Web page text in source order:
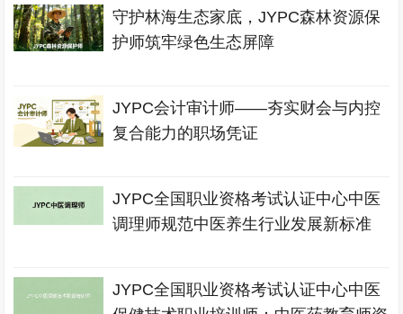
守护林海生态家底，JYPC森林资源保
护师筑牢绿色生态屏障
JYPC会计审计师——夯实财会与内控
复合能力的职场凭证
JYPC全国职业资格考试认证中心中医
调理师规范中医养生行业发展新标准
JYPC全国职业资格考试认证中心中医